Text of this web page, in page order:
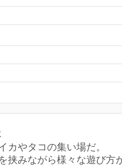
カやタコの集い場だ。
挟みながら様々な遊び方